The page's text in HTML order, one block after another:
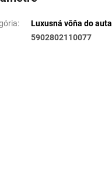
:
Luxusná vôňa do auta
5902802110077